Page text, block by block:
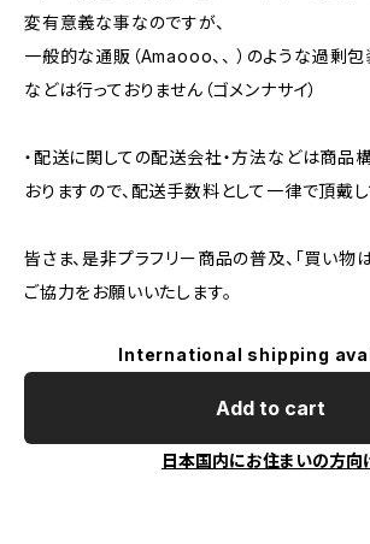
変有意義な事なのですが、
一般的な通販（Amaooo、、 ）のような過剰包
などは行っておりません（ゴメンナサイ）
・配送に関しての配送会社・方法などは商品
おりますので、配送手数料として一律で頂戴
皆さま、是非プラフリー商品の普及、「買い物
ご協力をお願いいたします。
International shipping
Add to cart
日本国内にお住まいの方向